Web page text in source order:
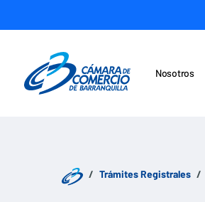
Nosotros
Trámites Registrales